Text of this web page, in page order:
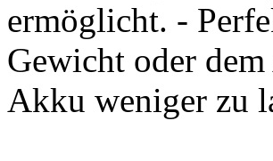
ermöglicht. -
Gewicht oder
Akku weniger zu